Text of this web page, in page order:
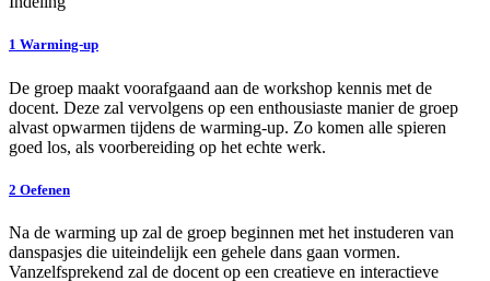
1 Warming-up
De groep maakt voorafgaand aan de workshop kennis met de
docent. Deze zal vervolgens op een enthousiaste manier de groep
alvast opwarmen tijdens de warming-up. Zo komen alle spieren
goed los, als voorbereiding op het echte werk.
2 Oefenen
Na de warming up zal de groep beginnen met het instuderen van
danspasjes die uiteindelijk een gehele dans gaan vormen.
Vanzelfsprekend zal de docent op een creatieve en interactieve